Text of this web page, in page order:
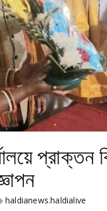
প্রাক্তন
haldianews.haldialive